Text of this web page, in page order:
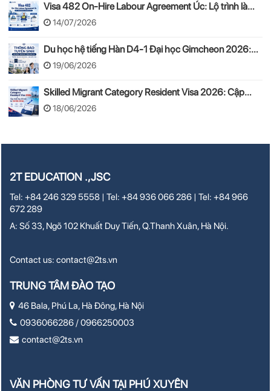
Visa 482 On-Hire Labour Agreement Úc: Lộ trình làm
việc hợp pháp theo mô hình On-Hire
14/07/2026
Du học hệ tiếng Hàn D4-1 Đại học Gimcheon 2026:
Tuyển sinh, chi phí, hồ sơ
19/06/2026
Skilled Migrant Category Resident Visa 2026: Cập
nhật thay đổi mới từ 24/08/2026
18/06/2026
2T EDUCATION .,JSC
Tel: +84 246 329 5558 | Tel: +84 936 066 286 | Tel: +84 966
672 289
A: Số 33, Ngõ 102 Khuất Duy Tiến, Q.Thanh Xuân, Hà Nội.
Contact us:contact@2ts.vn
TRUNG TÂM ĐÀO TẠO
46 Bala, Phú La, Hà Đông, Hà Nội
0936066286 / 0966250003
contact@2ts.vn
VĂN PHÒNG TƯ VẤN TẠI PHÚ XUYÊN